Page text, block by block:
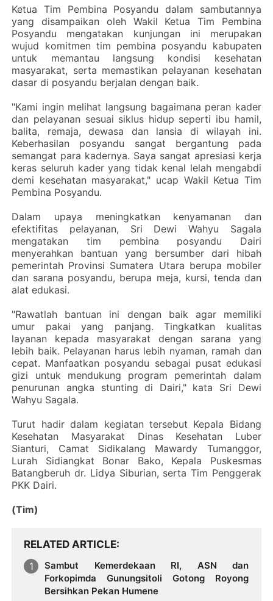
‎Ketua Tim Pembina Posyandu dalam sambutannya
yang disampaikan oleh Wakil Ketua Tim Pembina
Posyandu mengatakan kunjungan ini merupakan
wujud komitmen tim pembina posyandu kabupaten
untuk memantau langsung kondisi kesehatan
masyarakat, serta memastikan pelayanan kesehatan
dasar di posyandu berjalan dengan baik.
‎"Kami ingin melihat langsung bagaimana peran kader
dan pelayanan sesuai siklus hidup seperti ibu hamil,
balita, remaja, dewasa dan lansia di wilayah ini.
Keberhasilan posyandu sangat bergantung pada
semangat para kadernya. Saya sangat apresiasi kerja
keras seluruh kader yang tidak kenal lelah mengabdi
demi kesehatan masyarakat," ucap Wakil Ketua Tim
Pembina Posyandu.
‎Dalam upaya meningkatkan kenyamanan dan
efektifitas pelayanan, Sri Dewi Wahyu Sagala
mengatakan tim pembina posyandu Dairi
menyerahkan bantuan yang bersumber dari hibah
pemerintah Provinsi Sumatera Utara berupa mobiler
dan sarana posyandu, berupa meja, kursi, tenda dan
alat edukasi.
‎"Rawatlah bantuan ini dengan baik agar memiliki
umur pakai yang panjang. Tingkatkan kualitas
layanan kepada masyarakat dengan sarana yang
lebih baik. Pelayanan harus lebih nyaman, ramah dan
cepat. Manfaatkan posyandu sebagai pusat edukasi
gizi untuk mendukung program pemerintah dalam
penurunan angka stunting di Dairi," kata Sri Dewi
Wahyu Sagala.
‎Turut hadir dalam kegiatan tersebut Kepala Bidang
Kesehatan Masyarakat Dinas Kesehatan Luber
Sianturi, Camat Sidikalang Mawardy Tumanggor,
Lurah Sidiangkat Bonar Bako, Kepala Puskesmas
Batangberuh dr. Lidya Siburian, serta Tim Penggerak
PKK Dairi.
‎(Tim)
RELATED ARTICLE
Sambut Kemerdekaan RI, ASN dan
Forkopimda Gunungsitoli Gotong Royong
Bersihkan Pekan Humene